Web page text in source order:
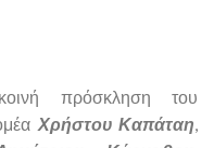
πρόσκληση του
Χρήστου Καπάταη,